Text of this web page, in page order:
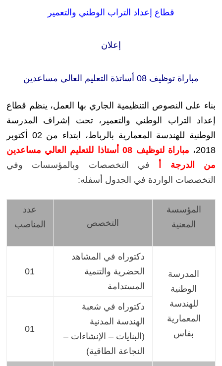
قطاع إعداد التراب الوطني والتعمير
إعلان
مباراة توظيف 08 أساتذة التعليم العالي مساعدين
بناء على النصوص التنظيمية الجاري بها العمل، ينظم قطاع
إعداد التراب الوطني والتعمير ، تحت إشراف المدرسة
الوطنية للهندسة المعمارية بالرباط، ابتداء من 02 أكتوبر
2018،
مباراة لتوظيف 08
أستاذا للتعليم العالي مساعدين
من الدرجة أ
في التخصصات وبالمؤسسات وفي
التخصصات الواردة في الجدول أسفله:
عدد
المناصب
التخصص
المؤسسة
المعنية
01
دكتوراه في المشاهد
الحضرية والتنمية
المستدامة
المدرسة
الوطنية
للهندسة
المعمارية
بفاس
01
دكتوراه في شعبة
الهندسة المدنية
(البنايات – الإنشاءات –
النجاعة الطاقية)